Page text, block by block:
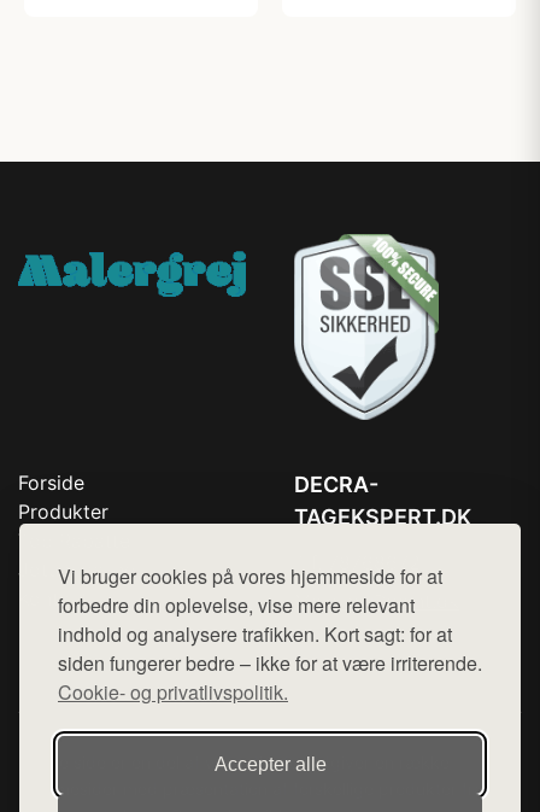
Vi bruger cookies på vores hjemmeside for at
forbedre din oplevelse, vise mere relevant
indhold og analysere trafikken. Kort sagt: for at
siden fungerer bedre – ikke for at være irriterende.
Cookie- og privatlivspolitik.
Accepter alle
Forside
Produkter
Top Rabatter
Jotun maling
Kontakt
DECRA-
TAGEKSPERT.DK
Mail: hej@want.dk
Cookie- og privatlivspolitik
Denne side er en del af want.dk, der udgiver en række
hjemmesider med præsentation af forskellige produkter fra